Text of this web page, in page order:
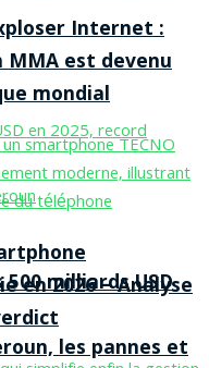
milliards USD
les pannes et
Internet :
est devenu
mondial
en 2026 – Analyse